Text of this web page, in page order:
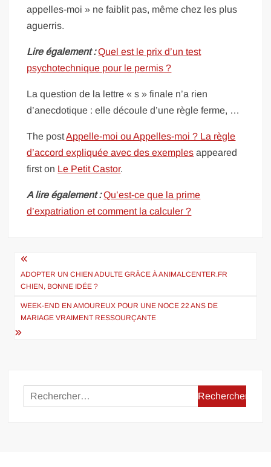
appelles-moi » ne faiblit pas, même chez les plus
aguerris.
Lire également : Quel est le prix d’un test
psychotechnique pour le permis ?
La question de la lettre « s » finale n’a rien
d’anecdotique : elle découle d’une règle ferme, …
The postAppelle-moi ou Appelles-moi ? La règle
d’accord expliquée avec des exemples appeared
first on Le Petit Castor.
A lire également : Qu’est-ce que la prime
d’expatriation et comment la calculer ?
Navigation
de
l’article
ADOPTER UN CHIEN ADULTE GRÂCE À ANIMALCENTER.FR
CHIEN, BONNE IDÉE ?
WEEK-END EN AMOUREUX POUR UNE NOCE 22 ANS DE
MARIAGE VRAIMENT RESSOURÇANTE
Rechercher :